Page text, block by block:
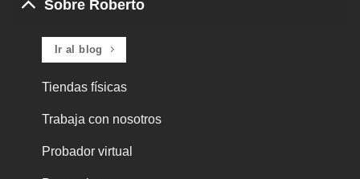
Sobre Roberto
Ir al blog
Tiendas físicas
Trabaja con nosotros
Probador virtual